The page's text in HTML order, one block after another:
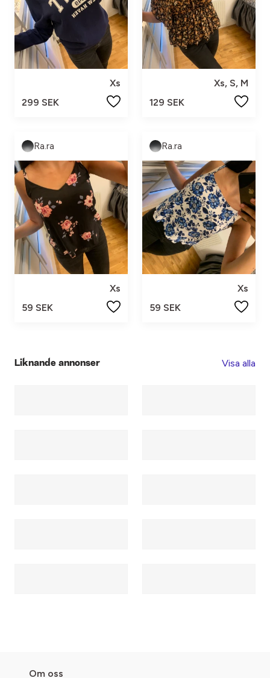
Xs
299 SEK
Xs, S, M
129 SEK
Ra.ra
Xs
59 SEK
Ra.ra
Xs
59 SEK
Liknande annonser Visa alla
Om oss